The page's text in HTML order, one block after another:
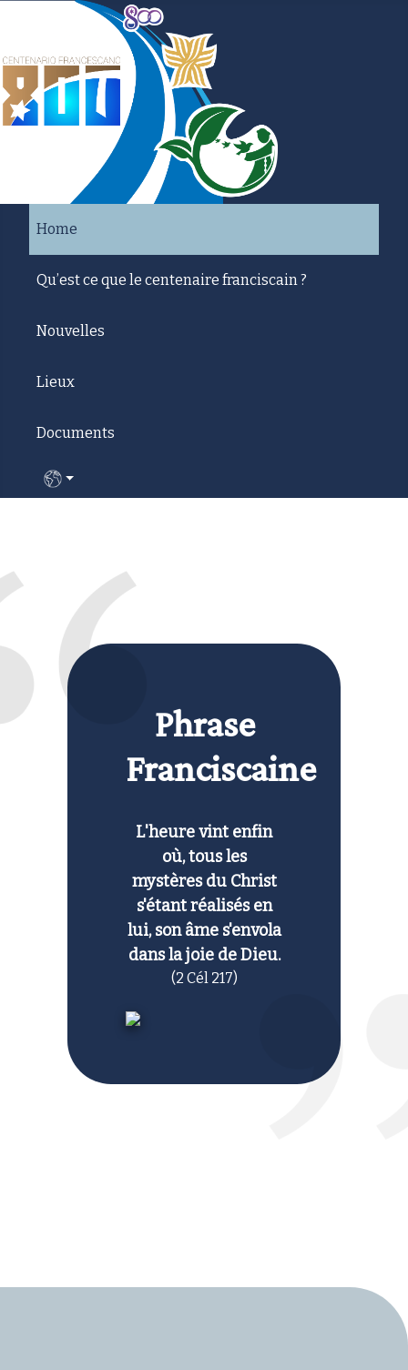
Home
Qu’est ce que le centenaire franciscain ?
Nouvelles
Lieux
Documents
Sélectionnez votre langue
Phrase
Franciscaine
L'heure vint enfin
où, tous les
mystères du Christ
s'étant réalisés en
lui, son âme s'envola
dans la joie de Dieu.
(2 Cél 217)